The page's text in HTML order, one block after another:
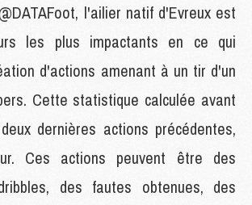
l'ailier natif d'Evreux est
les plus impactants en ce qui
d'actions amenant à un tir d'un
Cette statistique calculée avant
dernières actions précédentes,
Ces actions peuvent être des
des fautes obtenues, des